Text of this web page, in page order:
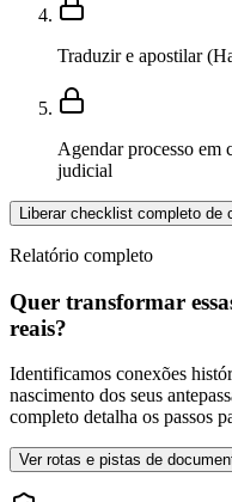
Traduzir e apostilar
Agendar processo em
judicial
Liberar checklist completo de
Relatório completo
Quer transformar
reais?
Identificamos conexões
nascimento dos seus
completo detalha os passos
Ver rotas e pistas de